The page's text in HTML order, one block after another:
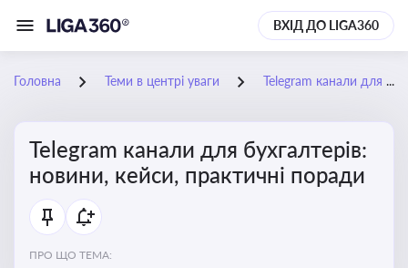
ВХІД ДО LIGA360
Головна Теми в центрі уваги Telegram канали для бухгалтерів: новини, кейси, практичні поради
Telegram канали для бухгалтерів:
новини, кейси, практичні поради
ПРО ЩО ТЕМА: